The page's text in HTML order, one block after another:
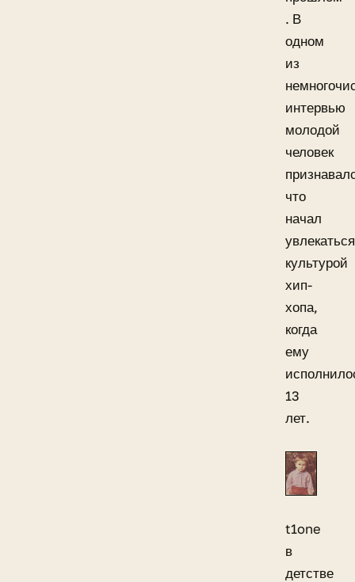
. В
одном
из
интервью
молодой
человек
что
начал
увлекаться
культурой
хип-
хопа,
когда
ему
13
лет.
t1one
в
детстве